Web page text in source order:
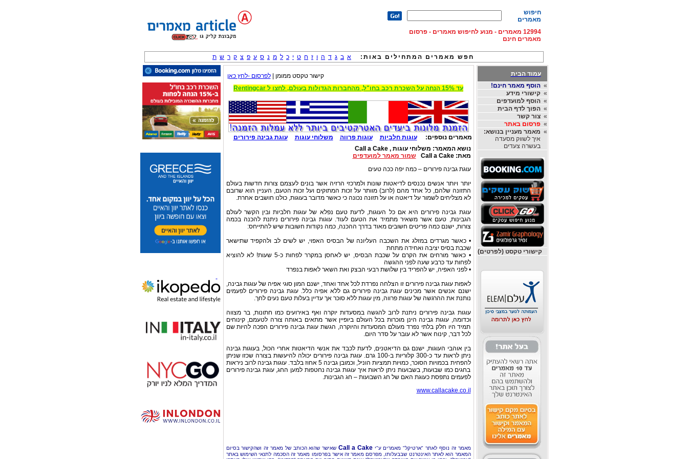
חיפוש
מאמרים
12994 מאמרים - מנוע לחיפוש מאמרים - פרסום
מאמרים חינם
חפש מאמרים המתחילים באות: א ב ג ד ה ו ז ח ט י כ ל מ נ ס ע פ צ ק ר ש ת
עמוד הבית
»הוסף מאמר חינם!
»קישורי מידע
»הוסף למועדפים
»הפוך לדף הבית
»צור קשר
»פרסום באתר
» מאמר מעניין בנושא:
איך לשווק מסעדה
בעשרה צעדים
קישורי טקסט (לפרטים)
קישור טקסט ממומן |לפרסום -לחץ כאן
עד 15% הנחה על השכרת רכב בחו"ל, מהחברות הגדולות בעולם, לחצו ל Rentingcar
מאמרים נוספים: עוגות חלביות עוגות פרווה משלוחי עוגות
עוגת גבינה פירורים
נושא המאמר: משלוחי עוגות , Call a Cake
מאת:Call a Cake
שמור מאמר למועדפים
עוגת גבינה פירורים – כמה יפה ככה טעים
יותר ויותר אנשים נכנסים לדיאטות שונות ולמרכזי הרזיה אשר בונים לעצמם צורות חדשות בעולם
התזונה שלהם, כל אחד מהם (לרוב) מוותר על זכות המתוקים ועל זכות הטעם, העניין הוא שרובם
לא מצליחים לשמור על דיאטה או על תזונה נכונה כי כאשר מדובר בעוגות, כולנו חושבים אחרת.
עוגת גבינה פירורים היא אם כל העוגות, לדעת טעם נפלא של עוגות חלביות ובין הקשר לעולם
הגבינות, טעם אשר משאיר מתמיד את הטעם לעוד. עוגות גבינה פירורים ניתנת להכנה בכמה
צורות, ישנם כמה פריטים חשובים מאוד בדרך ההכנה, כמה נקודות חשובות שיש להתייחס:
• כאשר מגרדים במזלג את השכבה העליונה של הבסיס האפוי, יש לשים לב ולהקפיד שתישאר
שכבת בסיס יציבה ואחידה מתחת
• כאשר מורחים את הקרם על שכבת הבסיס, יש לאחסן במקרר לפחות כ-5 שעות! לא להוציא
לפחות עד כרבע שעה לפני ההגשה
• לפני האפיה, יש להפריד בין שלושת רבעי הבצק ואת השאר לאפות בנפרד
לאפות עוגת גבינה פירורים זו הצלחה נפרדת לכל אחד ואחד, ישנם המון סוגי אפיה של עוגות גבינה,
ישנם אנשים אשר מכינים עוגת גבינה פירורים גם ללא אפיה כלל. עוגת גבינה פירורים לפעמים
נותנת את ההרגשה של עוגות פרווה, מין עוגות ללא סוכר אך עדיין בעלות טעם נעים לחך.
עוגות גבינה פירורים ניתנת לרוב להגשה במסעדות יוקרה ואף באירועים כמו חתונות, בר מצווה
וכדומה, עוגות גבינה הינן מוכרות בכל העולם ביופיין אשר מתאים באותה צורה לטעמם, קינוחים
תמיד היו חלק בלתי נפרד מעולם המסעדות והיוקרה, הגשת עוגת גבינה פירורים הפכה להיות שם
לכל דבר, קינוח אשר לא עובר על סדר היום.
בין אוהבי העוגות, ישנם גם הדיאטנים, לדעת לכבד את אנשי הדיאטות אחרי הכול, בעוגות גבינה
ניתן לראות עד כ-300 קלוריות ב-100 גרם. עוגת גבינה פירורים יכולה להיעשות בצורה שכזו שניתן
להפחית בכמויות הסוכר, כמויות תמציות הוניל, וכמובן גבינה 5 אחוז בלבד. עוגות גבינה לרוב ניראות
בחגים כמו שבועות, בשבועות ניתן לראות איך עוגות גבינה נחטפות למען החג, עוגת גבינה פירורים
לפעמים נתפסת כעוגת האם של חג השבועות – חג הגבינות.
www.callacake.co.il
מאמר זה נוסף לאתר "ארטיקל" מאמרים ע"יCall a Cakeשאישר שהוא הכותב של מאמר זה ושהקישור בסיום
המאמר הוא לאתר האינטרנט שבבעלותו, מפרסם מאמר זה אישר בפרסומו מאמר זה הסכמה לתנאי השימוש באתר